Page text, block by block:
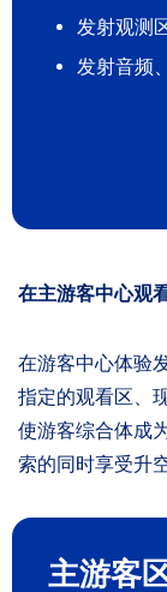
发射观测
发射音频
在主游客中心观
在游客中心体验
指定的观看区、
使游客综合体成
索的同时享受升
主游客